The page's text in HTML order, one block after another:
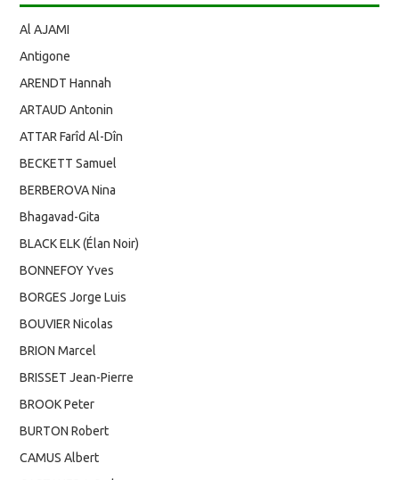
Al AJAMI
Antigone
ARENDT Hannah
ARTAUD Antonin
ATTAR Farîd Al-Dîn
BECKETT Samuel
BERBEROVA Nina
Bhagavad-Gita
BLACK ELK (Élan Noir)
BONNEFOY Yves
BORGES Jorge Luis
BOUVIER Nicolas
BRION Marcel
BRISSET Jean-Pierre
BROOK Peter
BURTON Robert
CAMUS Albert